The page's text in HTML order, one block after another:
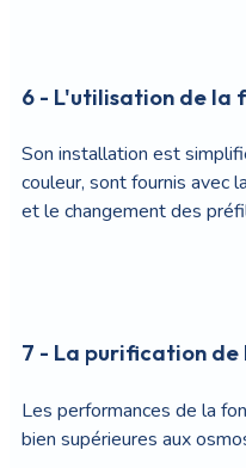
6 - L'utilisation de la
Son installation est
couleur, sont fournis avec
et le changement des
7 - La purification de
Les performances de la
bien supérieures aux